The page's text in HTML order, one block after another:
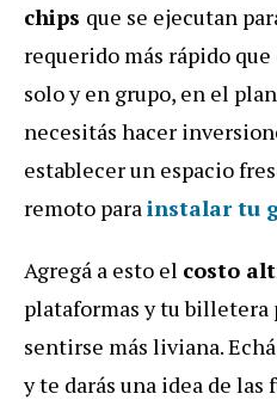
chips que se ejecutan
requerido más rápido
solo y en grupo, en el
necesitás hacer
establecer un espacio
remoto parainstalar tu
Agregá a esto el costo
plataformas y tu billetera
sentirse más liviana.
y te darás una idea de las